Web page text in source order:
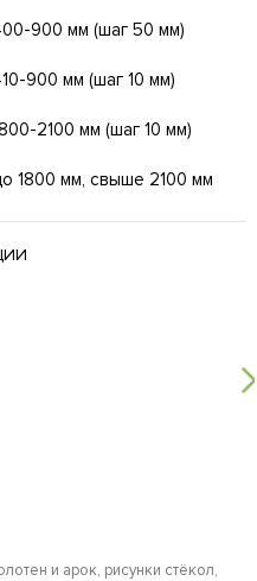
900 мм (шаг 50 мм)
900 мм (шаг 10 мм)
2100 мм (шаг 10 мм)
1800 мм, свыше 2100 мм
и арок, рисунки стёкол,